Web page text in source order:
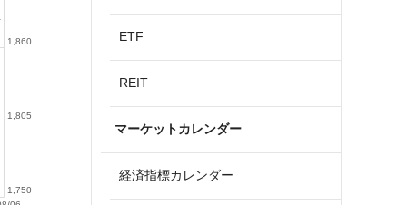
1,750
1,805
1,860 ETF
REIT
マーケットカレンダー
経済指標カレンダー